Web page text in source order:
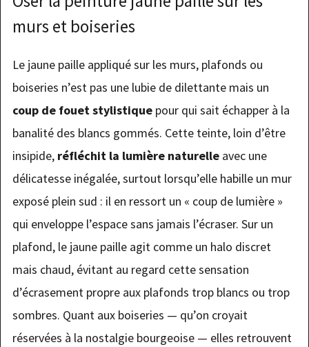
murs et boiseries
Le jaune paille appliqué sur les murs, plafonds ou
boiseries n’est pas une lubie de dilettante mais un
coup de fouet stylistiquepour qui sait échapper à la
banalité des blancs gommés. Cette teinte, loin d’être
insipide, réfléchit la lumière naturelleavec une
délicatesse inégalée, surtout lorsqu’elle habille un mur
exposé plein sud : il en ressort un « coup de lumière »
qui enveloppe l’espace sans jamais l’écraser. Sur un
plafond, le jaune paille agit comme un halo discret
mais chaud, évitant au regard cette sensation
d’écrasement propre aux plafonds trop blancs ou trop
sombres. Quant aux boiseries — qu’on croyait
réservées à la nostalgie bourgeoise — elles retrouvent